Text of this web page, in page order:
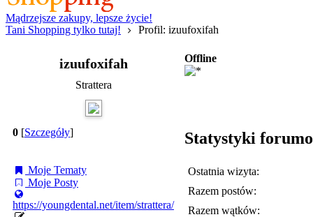
Mądrzejsze zakupy, lepsze życie!
Tani Shopping tylko tutaj!
Profil: izuufoxifah
izuufoxifah
Strattera
0 [Szczegóły]
Moje Tematy
Moje Posty
https://youngdental.net/item/strattera/
Offline
Statystyki
Ostatnia wizyta:
Razem postów:
Razem wątków: